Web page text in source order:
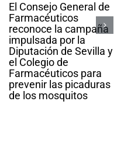
El Consejo General de
Farmacéuticos
reconoce la campaña
impulsada por la
Diputación de Sevilla y
el Colegio de
Farmacéuticos para
prevenir las picaduras
de los mosquitos